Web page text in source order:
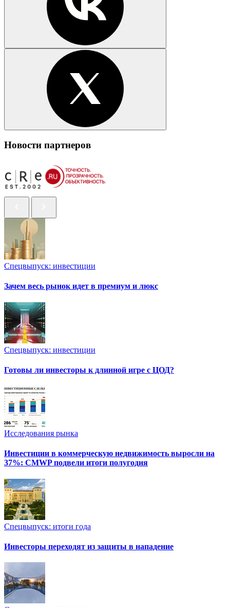
Новости партнеров
Спецвыпуск: инвестиции
Зачем весь рынок идет в премиум и люкс
Спецвыпуск: инвестиции
Готовы ли инвесторы к длинной игре с ЦОД?
Исследования рынка
Инвестиции в коммерческую недвижимость выросли на
37%: CMWP подвели итоги полугодия
Спецвыпуск: итоги года
Инвесторы переходят из защиты в нападение